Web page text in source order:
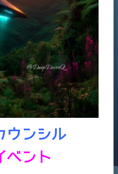
ウンシル
ベント